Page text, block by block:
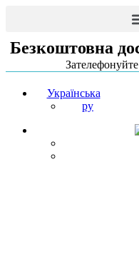
Безкоштовна
Українська
ру